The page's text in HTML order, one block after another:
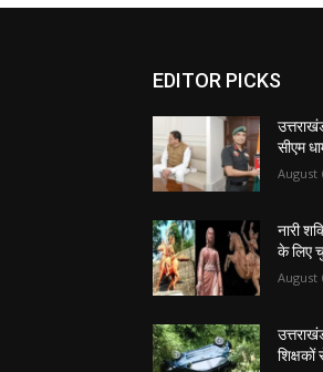
EDITOR PICKS
सीएम
August
नारी
के लिए
August
शिक्षकों